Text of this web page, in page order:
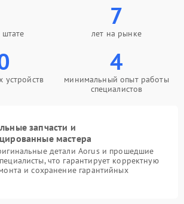
7
лет на рынке
устройств
4
минимальный опыт работы
специалистов
запчасти и
мастера
детали Aorus и прошедшие
что гарантирует корректную
и сохранение гарантийных